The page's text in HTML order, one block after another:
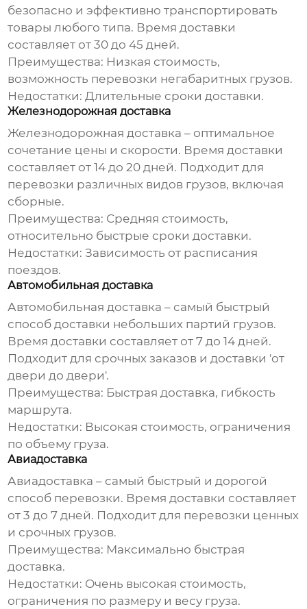
безопасно и эффективно транспортировать
товары любого типа. Время доставки
составляет от 30 до 45 дней.
Преимущества: Низкая стоимость,
возможность перевозки негабаритных грузов.
Недостатки: Длительные сроки доставки.
Железнодорожная доставка
Железнодорожная доставка – оптимальное
сочетание цены и скорости. Время доставки
составляет от 14 до 20 дней. Подходит для
перевозки различных видов грузов, включая
сборные.
Преимущества: Средняя стоимость,
относительно быстрые сроки доставки.
Недостатки: Зависимость от расписания
поездов.
Автомобильная доставка
Автомобильная доставка – самый быстрый
способ доставки небольших партий грузов.
Время доставки составляет от 7 до 14 дней.
Подходит для срочных заказов и доставки 'от
двери до двери'.
Преимущества: Быстрая доставка, гибкость
маршрута.
Недостатки: Высокая стоимость, ограничения
по объему груза.
Авиадоставка
Авиадоставка – самый быстрый и дорогой
способ перевозки. Время доставки составляет
от 3 до 7 дней. Подходит для перевозки ценных
и срочных грузов.
Преимущества: Максимально быстрая
доставка.
Недостатки: Очень высокая стоимость,
ограничения по размеру и весу груза.